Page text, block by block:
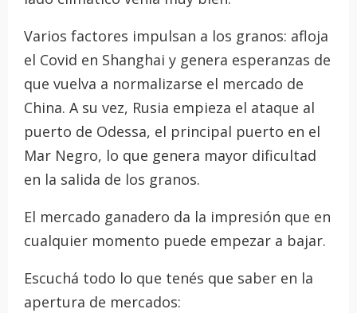
Varios factores impulsan a los granos: afloja
el Covid en Shanghai y genera esperanzas de
que vuelva a normalizarse el mercado de
China. A su vez, Rusia empieza el ataque al
puerto de Odessa, el principal puerto en el
Mar Negro, lo que genera mayor dificultad
en la salida de los granos.
El mercado ganadero da la impresión que en
cualquier momento puede empezar a bajar.
Escuchá todo lo que tenés que saber en la
apertura de mercados: